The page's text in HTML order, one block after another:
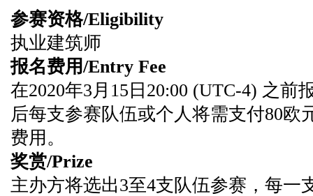
参赛资格/Eligibility
执业建筑师
报名费用/Entry Fee
在2020年3月15日20:00 (UTC-4) 之前
后每支参赛队伍或个人将需支付80欧
费用。
奖赏/Prize
主办方将选出3至4支队伍参赛，每一